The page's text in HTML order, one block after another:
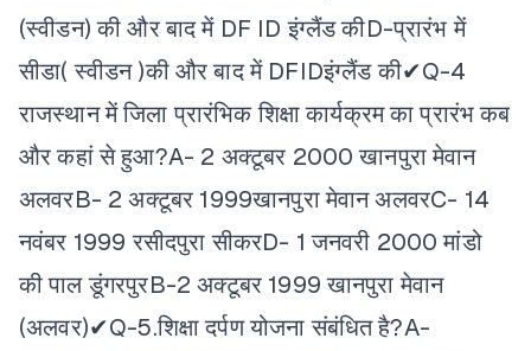
(स्वीडन) की और बाद में DF ID इंग्लैंड कीD-प्रारंभ में
सीडा( स्वीडन )की और बाद में DFIDइंग्लैंड की✔Q-4
राजस्थान में जिला प्रारंभिक शिक्षा कार्यक्रम का प्रारंभ कब
और कहां से हुआ?A- 2 अक्टूबर 2000 खानपुरा मेवान
अलवरB- 2 अक्टूबर 1999खानपुरा मेवान अलवरC- 14
नवंबर 1999 रसीदपुरा सीकरD- 1 जनवरी 2000 मांडो
की पाल डूंगरपुरB-2 अक्टूबर 1999 खानपुरा मेवान
(अलवर)✔Q-5.शिक्षा दर्पण योजना संबंधित है?A-